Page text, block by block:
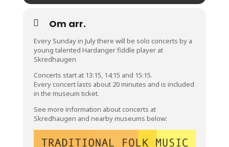
Om arr.
Every Sunday in July there will be solo concerts by a
young talented Hardanger fiddle player at
Skredhaugen
Concerts start at 13:15, 14;15 and 15:15.
Every concert lasts about 20 minutes and is included
in the museum ticket.
See more information about concerts at
Skredhaugen and nearby museums below: